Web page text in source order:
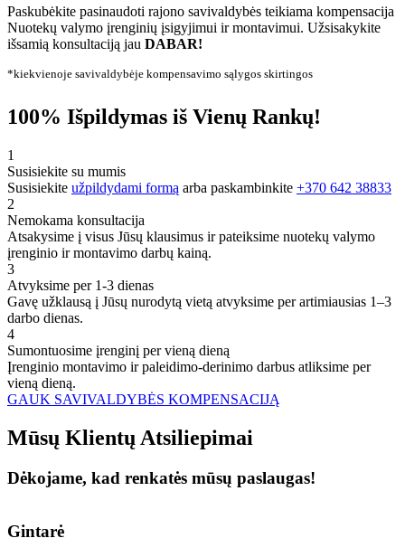
Paskubėkite pasinaudoti rajono savivaldybės teikiama kompensacija
Nuotekų valymo įrenginių įsigyjimui ir montavimui. Užsisakykite
išsamią konsultaciją jau DABAR!
*kiekvienoje savivaldybėje kompensavimo sąlygos skirtingos
100% Išpildymas iš Vienų Rankų!
1
Susisiekite su mumis
Susisiekite užpildydami formą arba paskambinkite +370 642 38833
2
Nemokama konsultacija
Atsakysime į visus Jūsų klausimus ir pateiksime nuotekų valymo
įrenginio ir montavimo darbų kainą.
3
Atvyksime per 1-3 dienas
Gavę užklausą į Jūsų nurodytą vietą atvyksime per artimiausias 1–3
darbo dienas.
4
Sumontuosime įrenginį per vieną dieną
Įrenginio montavimo ir paleidimo-derinimo darbus atliksime per
vieną dieną.
GAUK SAVIVALDYBĖS KOMPENSACIJĄ
Mūsų Klientų Atsiliepimai
Dėkojame, kad renkatės mūsų paslaugas!
Gintarė